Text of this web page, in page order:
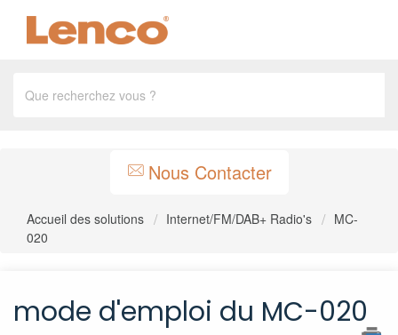
Nous Contacter
Accueil des solutions Internet/FM/DAB+ Radio's
MC-
020
mode d'emploi du MC-020